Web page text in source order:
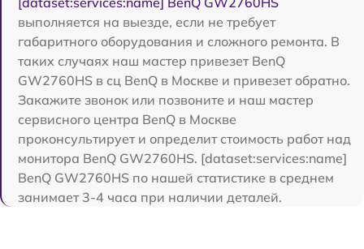
выполняется на выезде, если не требует
габаритного оборудования и сложного ремонта. В
таких случаях наш мастер привезет BenQ
GW2760HS в сц BenQ в Москве и привезет обратно.
Закажите звонок или позвоните и наш мастер
сервисного центра BenQ в Москве
проконсультирует и определит стоимость работ над
монитора BenQ GW2760HS. [dataset:services:name]
BenQ GW2760HS по нашей статистике в среднем
занимает 3-4 часа при наличии деталей.